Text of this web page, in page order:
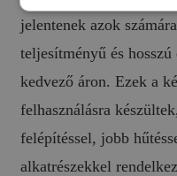
jelentenek azok
teljesítményű és
kedvező áron. Ezek a
felhasználásra
felépítéssel, jobb
alkatrészekkel